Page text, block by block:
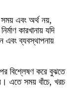
সময় এবং অর্থ নয়,
কারখানায় যদি
এবং ব্যবস্থাপনায়
বিশ্লেষণ করে বুঝতে
এতে সময় বাঁচে, খরচ